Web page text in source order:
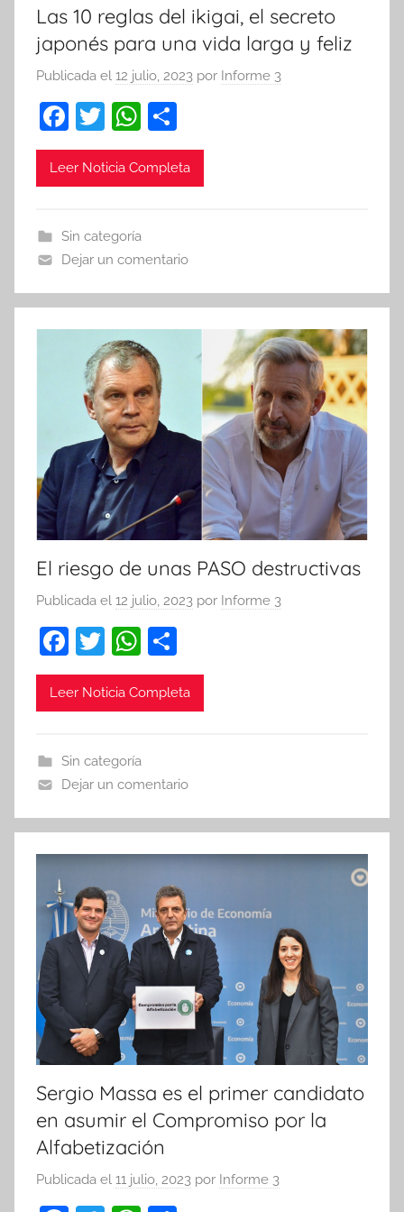
Las 10 reglas del ikigai, el secreto
japonés para una vida larga y feliz
Publicada el 12 julio, 2023 por Informe 3
F
a
c
b
o
o
k
T
w
itt
W
h
at
A
p
p
o
m
tir
Leer Noticia Completa
Sin categoría
Dejar un comentario
El riesgo de unas PASO destructivas
Publicada el 12 julio, 2023 por Informe 3
F
a
c
b
o
o
k
T
w
itt
W
h
at
A
p
p
o
m
tir
Leer Noticia Completa
Sin categoría
Dejar un comentario
Sergio Massa es el primer candidato
en asumir el Compromiso por la
Alfabetización
Publicada el 11 julio, 2023 por Informe 3